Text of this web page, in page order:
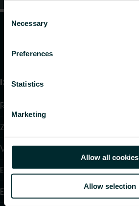
Consent
Selection
Necessary
Preferences
Statistics
Marketing
Allow all cookies
Allow selection
Izstrādājumi
Radiatori un dvieļu žāvētāji
Zemgrīdas apkure un dzesēšana
Ventilatoru konvektori
Elektriskā apsilde
Elektroniskā vadība